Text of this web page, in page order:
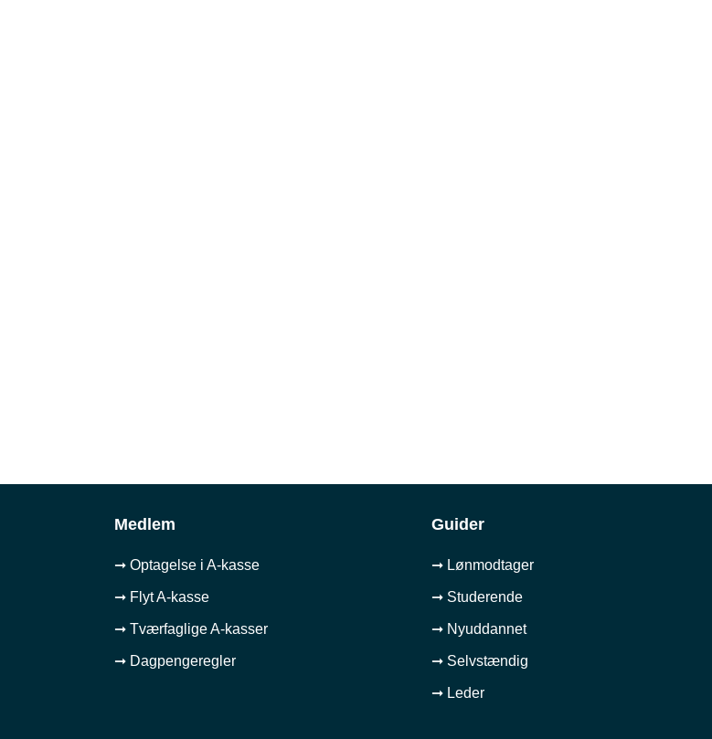
Medlem
➞ Optagelse i A-kasse
➞ Flyt A-kasse
➞ Tværfaglige A-kasser
➞ Dagpengeregler
Guider
➞ Lønmodtager
➞ Studerende
➞ Nyuddannet
➞ Selvstændig
➞ Leder